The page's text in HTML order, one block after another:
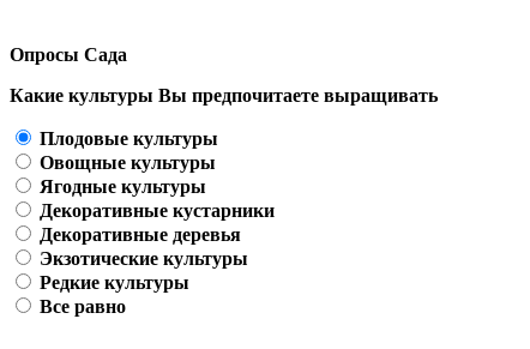
Опросы Сада
Какие культуры Вы предпочитаете выращивать
Плодовые культуры
Овощные культуры
Ягодные культуры
Декоративные кустарники
Декоративные деревья
Экзотические культуры
Редкие культуры
Все равно